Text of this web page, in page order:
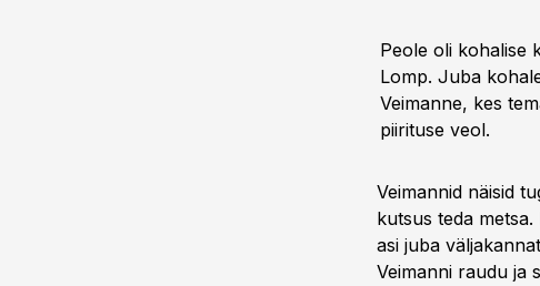
Peole oli kohalise
Lomp. Juba
Veimanne, kes
piirituse veol.
Veimannid näisid
kutsus teda
asi juba
Veimanni raudu ja